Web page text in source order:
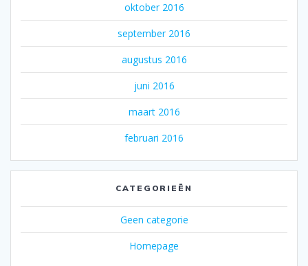
oktober 2016
september 2016
augustus 2016
juni 2016
maart 2016
februari 2016
CATEGORIEËN
Geen categorie
Homepage